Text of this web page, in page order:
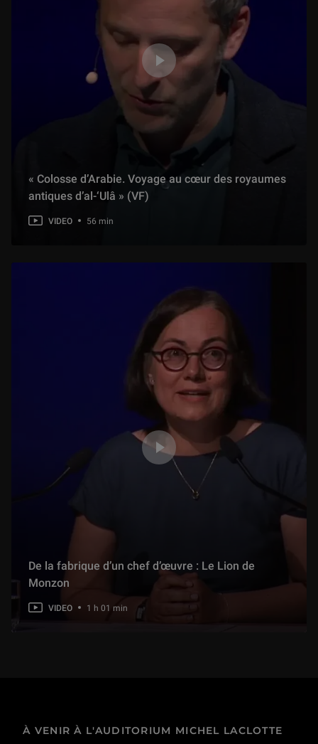
« Colosse d’Arabie. Voyage au cœur des royaumes
antiques d’al-‘Ulâ » (VF)
VIDEO 56 min
De la fabrique d’un chef d’œuvre : Le Lion de
Monzon
VIDEO 1 h 01 min
À VENIR À L'AUDITORIUM MICHEL LACLOTTE